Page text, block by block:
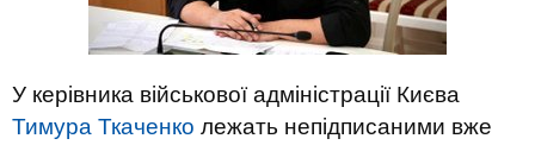
У керівника військової адміністрації Києва
Тимура Ткаченко лежать непідписаними вже